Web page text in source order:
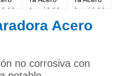
Acero
no corrosiva con